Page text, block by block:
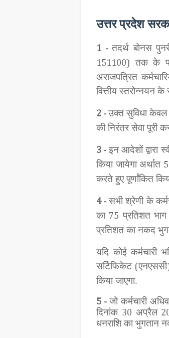
उत्तर प्रदेश
1 - तदर्थ बोनस
151100)
तक के
अराजपत्रित
वित्तीय स्तरोन्नयन
2 - उक्त सुविधा केवल
की निरंतर सेवा पूरी
3 - इन आदेशों द्वारा
किया जायेगा अर्थात
करते हुए पूर्णांकित
4 - सभी श्रेणी के
का 75 प्रतिशत
प्रतिशत का नकद
यदि कोई
सर्टिफिकेट (एनएससी
किया जाएगा.
5 - जो कर्मचारी
दिनांक 30 अप्रैल
धनराशि का भुगतान